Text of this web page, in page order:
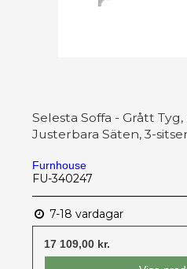
Selesta Soffa - Grått
Justerbara Säten, 3-sitser
Furnhouse
FU-340247
7-18 vardagar
17 109,00 kr.